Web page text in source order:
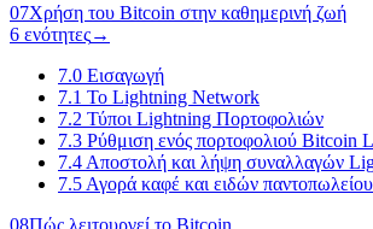
07Χρήση του Bitcoin στην καθημερινή ζωή
6 ενότητες→
7.0 Εισαγωγή
7.1 Το Lightning Network
7.2 Τύποι Lightning Πορτοφολιών
7.3 Ρύθμιση ενός πορτοφολιού Bitcoin
7.4 Αποστολή και λήψη συναλλαγών
7.5 Αγορά καφέ και ειδών
08Πώς λειτουργεί το Bitcoin